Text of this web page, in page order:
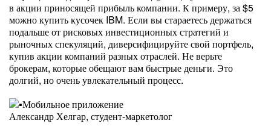
в акции приносящей прибыль компании. К примеру, за $5
можно купить кусочек IBM. Если вы стараетесь держаться
подальше от рисковых инвестиционных стратегий и
рыночных спекуляций, диверсифицируйте свой портфель,
купив акции компаний разных отраслей. Не верьте
брокерам, которые обещают вам быстрые деньги. Это
долгий, но очень увлекательный процесс.
Мобильное приложение
Александр Хелгар, студент-маркетолог